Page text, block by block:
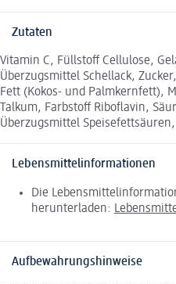
Zutaten
Vitamin C, Füllstoff Cellulose,
Überzugsmittel Schellack,
Fett (Kokos- und Palmkernfett),
Talkum, Farbstoff Riboflavin,
Überzugsmittel
Lebensmittelinformationen
Die
herunterladen:
Aufbewahrungshinweise